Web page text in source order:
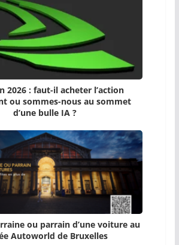
2026 : faut-il acheter l’action
ou sommes-nous au sommet
d’une bulle IA ?
ou parrain d’une voiture au
Autoworld de Bruxelles